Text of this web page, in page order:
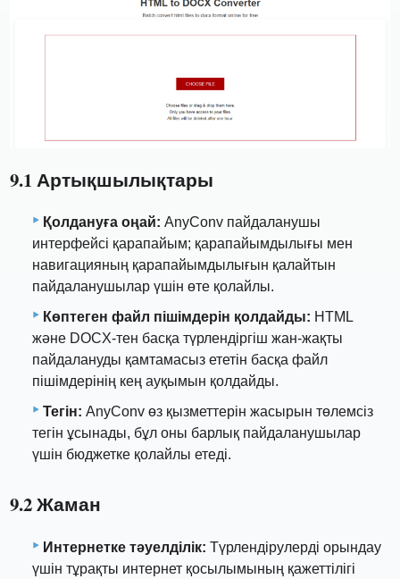
9.1 Артықшылықтары
Қолдануға оңай: AnyConv пайдаланушы
интерфейсі қарапайым; қарапайымдылығы мен
навигацияның қарапайымдылығын қалайтын
пайдаланушылар үшін өте қолайлы.
Көптеген файл пішімдерін қолдайды: HTML
және DOCX-тен басқа түрлендіргіш жан-жақты
пайдалануды қамтамасыз ететін басқа файл
пішімдерінің кең ауқымын қолдайды.
Тегін: AnyConv өз қызметтерін жасырын төлемсіз
тегін ұсынады, бұл оны барлық пайдаланушылар
үшін бюджетке қолайлы етеді.
9.2 Жаман
Интернетке тәуелділік: Түрлендірулерді орындау
үшін тұрақты интернет қосылымының қажеттілігі